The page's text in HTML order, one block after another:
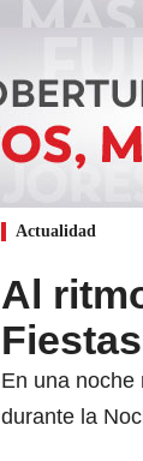
Actualidad
Al
En una noche
durante la